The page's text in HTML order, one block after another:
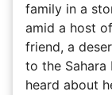
family in a
amid a host
friend, a
to the
heard about